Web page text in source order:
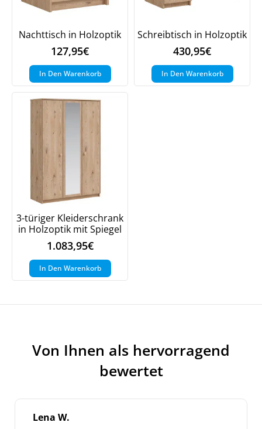
Nachttisch in Holzoptik
127,95€
In Den Warenkorb
Schreibtisch in Holzoptik
430,95€
In Den Warenkorb
3-türiger Kleiderschrank
in Holzoptik mit Spiegel
1.083,95€
In Den Warenkorb
Von Ihnen als hervorragend
bewertet
Lena W.
Meinen Code senden
Bleiben Sie auf dem Laufenden über
Neuigkeiten und Angebote.
Weitere Informationen darüber, wie wir Ihre Daten für
Marketingkommunikation verarbeiten. Lesen Sie unsere
Datenschutzrichtlinie.